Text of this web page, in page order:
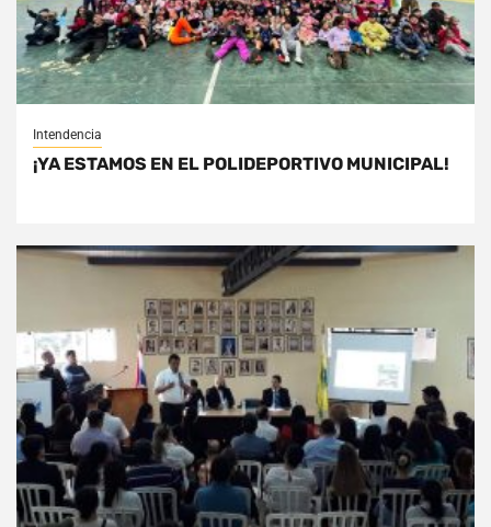
Intendencia
¡YA ESTAMOS EN EL POLIDEPORTIVO MUNICIPAL!